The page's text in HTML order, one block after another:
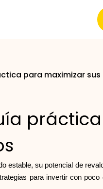
para maximizar sus
estable, su potencial de
para invertir con